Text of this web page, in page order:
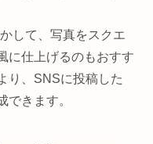
して、写真をスクエ
に仕上げるのもおすす
り、SNSに投稿した
できます。